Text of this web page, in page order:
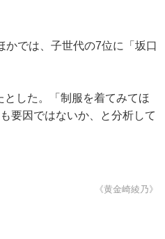
では、子世代の7位に「坂口
した。「制服を着てみてほ
要因ではないか、と分析して
《黄金崎綾乃》